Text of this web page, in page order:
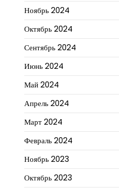
Ноябрь 2024
Октябрь 2024
Сентябрь 2024
Июнь 2024
Май 2024
Апрель 2024
Март 2024
Февраль 2024
Ноябрь 2023
Октябрь 2023